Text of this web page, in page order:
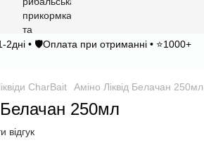
2дні • 🛡️Оплата при отриманні • ⭐1000+
CharBait Аміно Ліквід Белачан 250мл
Белачан 250мл
відгук